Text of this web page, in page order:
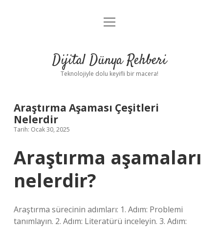
Anasayfa
Yasal Uyarı
menüyü
Dijital Dünya Rehberi
Teknolojiyle dolu keyifli bir macera!
Araştırma Aşaması Çeşitleri
Nelerdir
Tarih: Ocak 30, 2025
Araştırma aşamaları
nelerdir?
Araştırma sürecinin adımları: 1. Adım: Problemi
tanımlayın. 2. Adım: Literatürü inceleyin. 3. Adım: